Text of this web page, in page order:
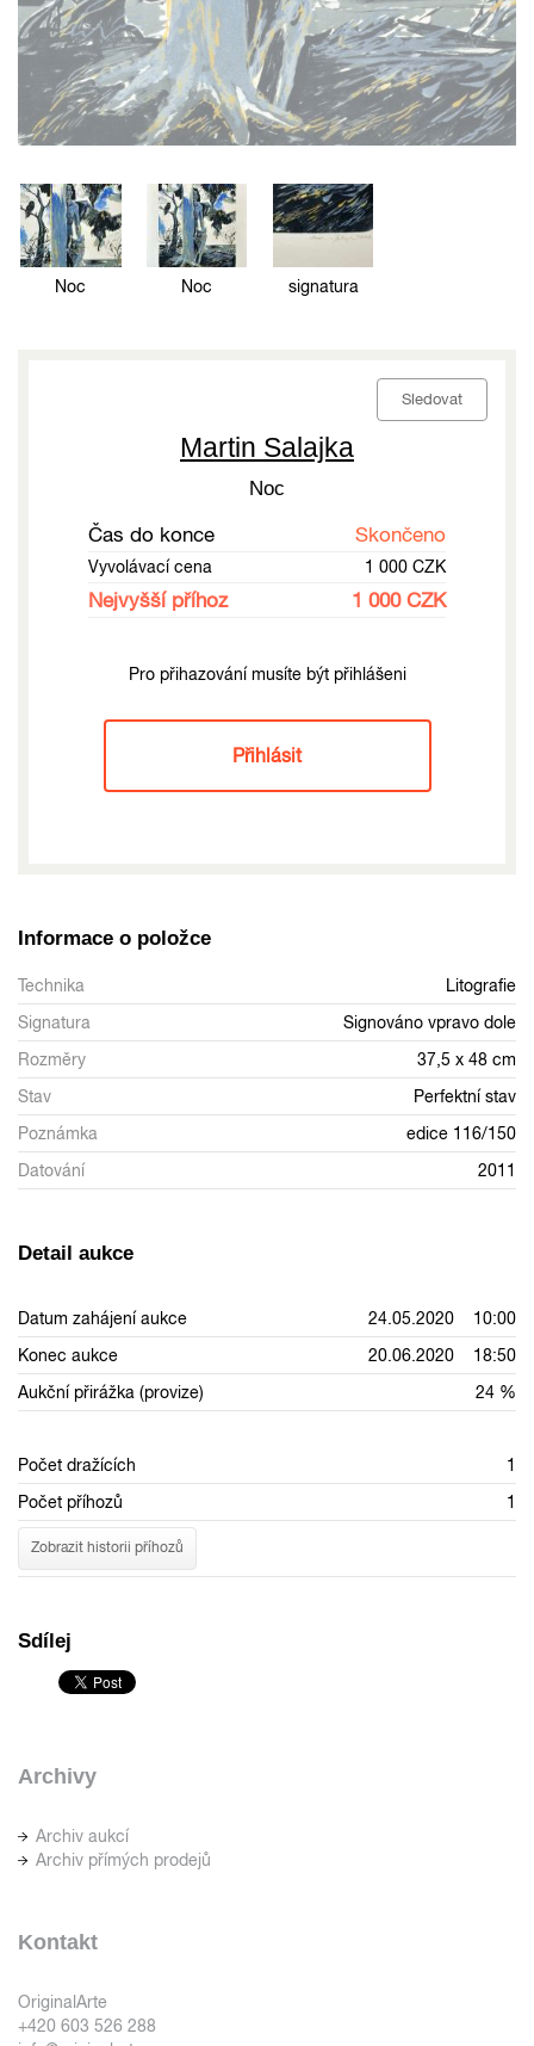
Noc Noc signatura
Sledovat
Martin Salajka
Noc
Čas do konce Skončeno
Vyvolávací cena 1 000 CZK
Nejvyšší příhoz 1 000 CZK
Pro přihazování musíte být přihlášeni
Přihlásit
Informace o položce
Technika
Litografie
Signatura
Signováno vpravo dole
Rozměry
37,5 x 48 cm
Stav
Perfektní stav
Poznámka
edice 116/150
Datování
2011
Detail aukce
Datum zahájení aukce
24.05.2020 10:00
Konec aukce
20.06.2020 18:50
Aukční přirážka (provize)
24 %
Počet dražících
1
Počet příhozů
1
Zobrazit historii příhozů
Sdílej
Archivy
Archiv aukcí
Archiv přímých prodejů
Kontakt
OriginalArte
+420 603 526 288